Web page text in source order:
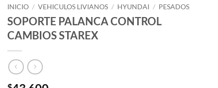
INICIO / VEHICULOS LIVIANOS / HYUNDAI / PESADOS
SOPORTE PALANCA CONTROL
CAMBIOS STAREX